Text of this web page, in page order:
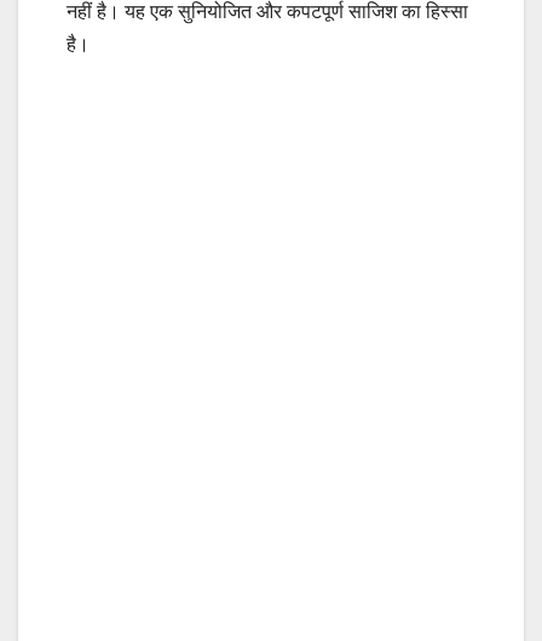
नहीं है। यह एक सुनियोजित और कपटपूर्ण साजिश का हिस्सा
है।